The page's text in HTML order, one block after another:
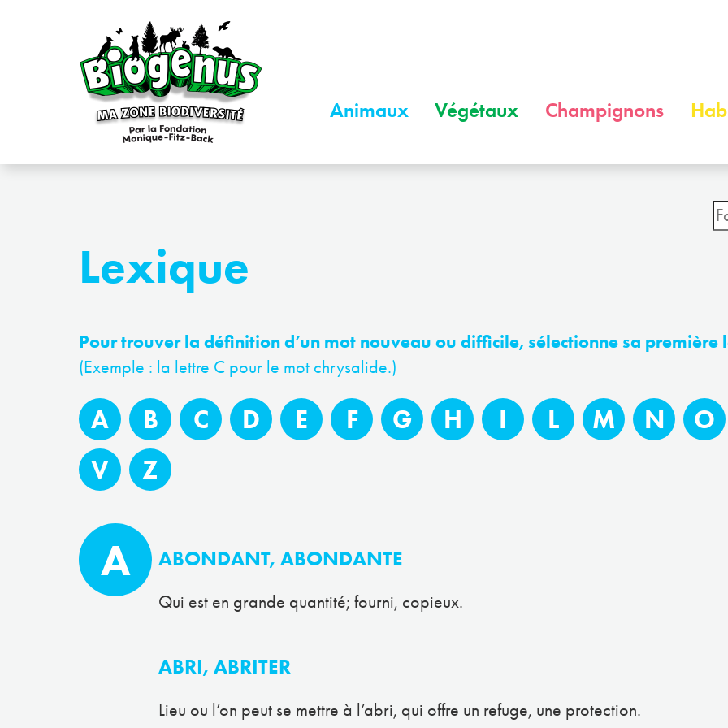
Animaux Végétaux Champignons
Lexique
Pour trouver la définition d’un mot nouveau ou difficile, sélectionne sa première
(Exemple : la lettre C pour le mot chrysalide.)
A B C D E F G H I L M N O
V
Z
A ABONDANT, ABONDANTE
Qui est en grande quantité; fourni, copieux.
ABRI, ABRITER
Lieu ou l’on peut se mettre à l’abri, qui offre un refuge, une protection.